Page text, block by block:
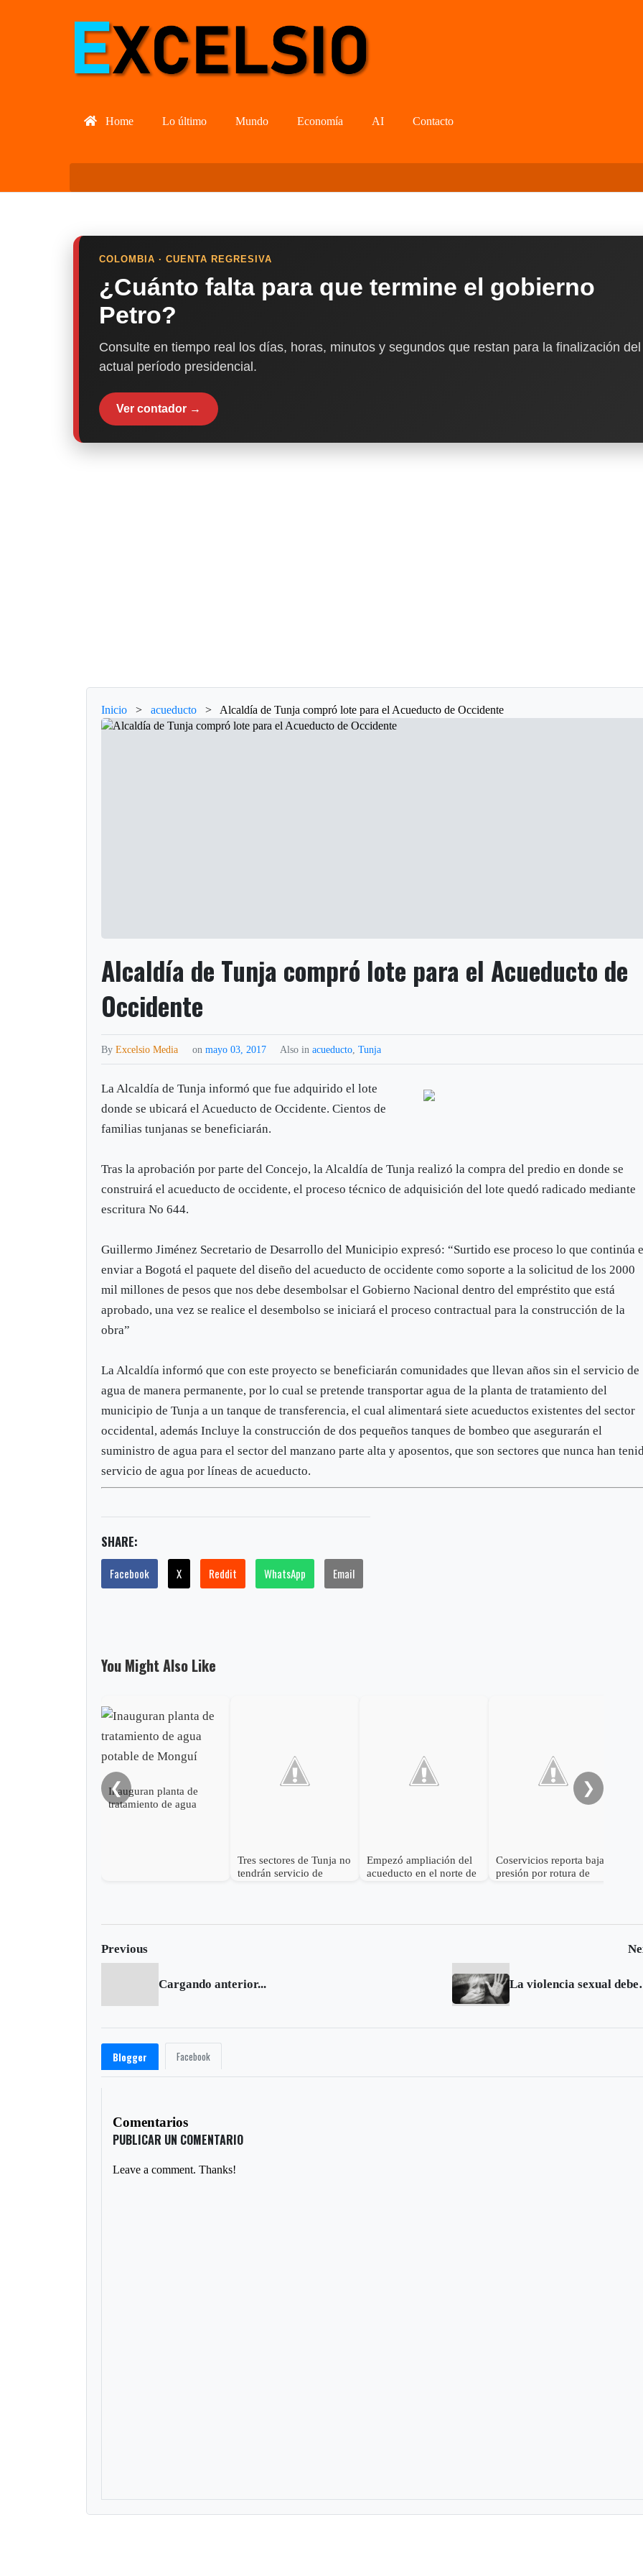
Home Lo último Mundo Economía AI Contacto
COLOMBIA · CUENTA REGRESIVA
¿Cuánto falta para que termine el gobierno
Petro?
Consulte en tiempo real los días, horas, minutos y segundos que restan para la finalización del
actual período presidencial.
Ver contador →
Inicio > acueducto > Alcaldía de Tunja compró lote para el Acueducto de Occidente
Alcaldía de Tunja compró lote para el Acueducto de
Occidente
ByExcelsio Media onmayo 03, 2017 Also inacueducto ,Tunja
La Alcaldía de Tunja informó que fue adquirido el lote
donde se ubicará el Acueducto de Occidente. Cientos de
familias tunjanas se beneficiarán.
Tras la aprobación por parte del Concejo, la Alcaldía de Tunja realizó la compra del predio en donde se
construirá el acueducto de occidente, el proceso técnico de adquisición del lote quedó radicado mediante
escritura No 644.
Guillermo Jiménez Secretario de Desarrollo del Municipio expresó: “Surtido ese proceso lo que continúa
enviar a Bogotá el paquete del diseño del acueducto de occidente como soporte a la solicitud de los 2000
mil millones de pesos que nos debe desembolsar el Gobierno Nacional dentro del empréstito que está
aprobado, una vez se realice el desembolso se iniciará el proceso contractual para la construcción de la
obra”
La Alcaldía informó que con este proyecto se beneficiarán comunidades que llevan años sin el servicio de
agua de manera permanente, por lo cual se pretende transportar agua de la planta de tratamiento del
municipio de Tunja a un tanque de transferencia, el cual alimentará siete acueductos existentes del sector
occidental, además Incluye la construcción de dos pequeños tanques de bombeo que asegurarán el
suministro de agua para el sector del manzano parte alta y aposentos, que son sectores que nunca han
servicio de agua por líneas de acueducto.
SHARE:
Facebook X Reddit WhatsApp Email
You Might Also Like
❮
Inauguran planta de
tratamiento de agua
Tres sectores de Tunja no
tendrán servicio de
Empezó ampliación del
acueducto en el norte de
Coservicios reporta baja
presión por rotura de
❯
Previous
Cargando anterior... La violencia
Blogger Facebook
Comentarios
PUBLICAR UN COMENTARIO
Leave a comment. Thanks!